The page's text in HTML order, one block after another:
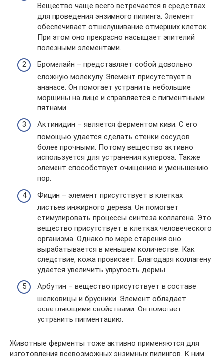
Вещество чаще всего встречается в средствах
для проведения энзимного пилинга. Элемент
обеспечивает отшелушивание отмерших клеток.
При этом оно прекрасно насыщает эпителий
полезными элементами.
Бромелайн – представляет собой довольно
сложную молекулу. Элемент присутствует в
ананасе. Он помогает устранить небольшие
морщины на лице и справляется с пигментными
пятнами.
Актинидин – является ферментом киви. С его
помощью удается сделать стенки сосудов
более прочными. Потому вещество активно
используется для устранения купероза. Также
элемент способствует очищению и уменьшению
пор.
Фицин – элемент присутствует в клетках
листьев инжирного дерева. Он помогает
стимулировать процессы синтеза коллагена. Это
вещество присутствует в клетках человеческого
организма. Однако по мере старения оно
вырабатывается в меньшем количестве. Как
следствие, кожа провисает. Благодаря коллагену
удается увеличить упругость дермы.
Арбутин – вещество присутствует в составе
шелковицы и брусники. Элемент обладает
осветляющими свойствами. Он помогает
устранить пигментацию.
Животные ферменты тоже активно применяются для
изготовления всевозможных энзимных пилингов. К ним